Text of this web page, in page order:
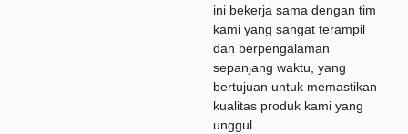
ini bekerja sama dengan tim
kami yang sangat terampil
dan berpengalaman
sepanjang waktu, yang
bertujuan untuk memastikan
kualitas produk kami yang
unggul.